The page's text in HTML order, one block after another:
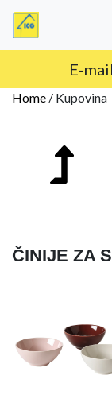
E-
Home / Kupovina
ČINIJE ZA